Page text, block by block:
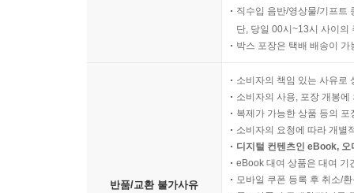
직수입 음반/영상물/기프트
단, 당일 00시~13시 사이의
박스 포장은 택배 배송이
반품/교환 불가사유
소비자의 책임 있는 사유로
소비자의 사용, 포장 개봉
복제가 가능한 상품 등의
소비자의 요청에 따라 개별
디지털 컨텐츠인 eBook,
eBook 대여 상품은 대여 기
모바일 쿠폰 등록 후 취소/